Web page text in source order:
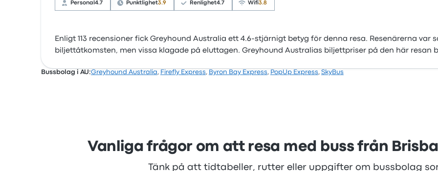
Personal 4.7 Punktlighet3.9 Renlighet4.7 Wifi3.8
Enligt 113 recensioner fick Greyhound Australia ett 4.6-stjärnigt betyg för denna resa. Resenärerna var
biljettåtkomsten, men vissa klagade på eluttagen. Greyhound Australias biljettpriser på den här resan
Bussbolag i AU:Greyhound Australia, Firefly Express, Byron Bay Express, PopUp Express, SkyBus
Vanliga frågor om att resa med buss från
Tänk på att tidtabeller, rutter eller uppgifter om bussbolag